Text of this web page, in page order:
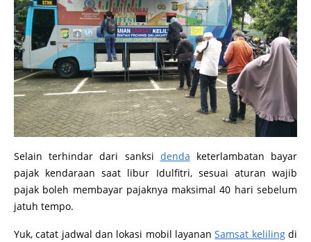
Selain terhindar dari sanksi denda keterlambatan bayar
pajak kendaraan saat libur Idulfitri, sesuai aturan wajib
pajak boleh membayar pajaknya maksimal 40 hari sebelum
jatuh tempo.
Yuk, catat jadwal dan lokasi mobil layananSamsat kelilingdi